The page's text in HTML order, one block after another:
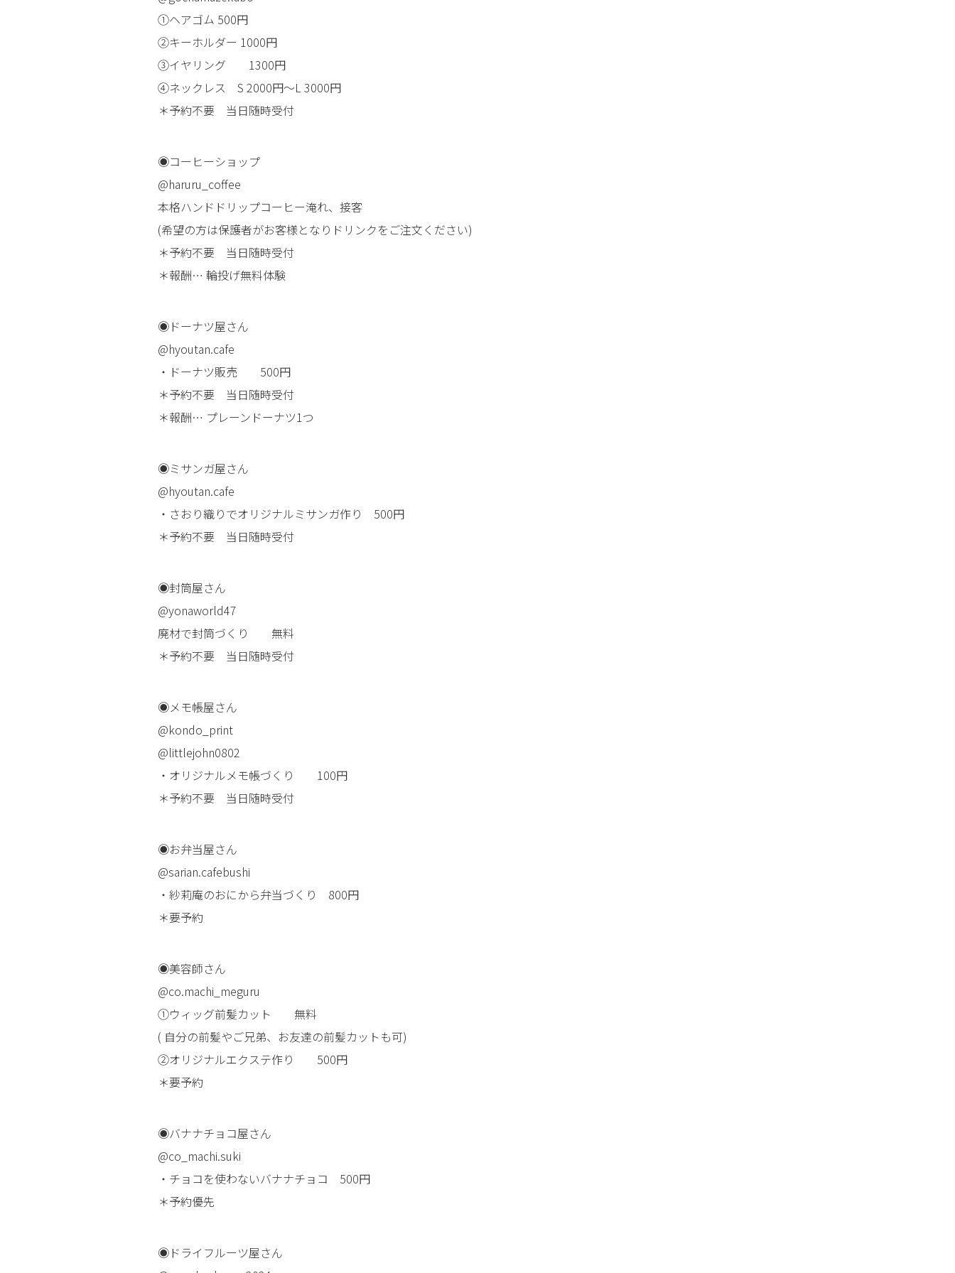
①ヘアゴム 500円
②キーホルダー 1000円
③イヤリング 1300円
④ネックレス S 2000円〜L 3000円
＊予約不要 当日随時受付
◉コーヒーショップ
@haruru_coffee
本格ハンドドリップコーヒー淹れ、接客
(希望の方は保護者がお客様となりドリンクをご注文ください)
＊予約不要 当日随時受付
＊報酬… 輪投げ無料体験
◉ドーナツ屋さん
@hyoutan.cafe
・ドーナツ販売 500円
＊予約不要 当日随時受付
＊報酬… プレーンドーナツ1つ
◉ミサンガ屋さん
@hyoutan.cafe
・さおり織りでオリジナルミサンガ作り 500円
＊予約不要 当日随時受付
◉封筒屋さん
@yonaworld47
廃材で封筒づくり 無料
＊予約不要 当日随時受付
◉メモ帳屋さん
@kondo_print
@littlejohn0802
・オリジナルメモ帳づくり 100円
＊予約不要 当日随時受付
◉お弁当屋さん
@sarian.cafebushi
・紗莉庵のおにから弁当づくり 800円
＊要予約
◉美容師さん
@co.machi_meguru
①ウィッグ前髪カット 無料
( 自分の前髪やご兄弟、お友達の前髪カットも可)
②オリジナルエクステ作り 500円
＊要予約
◉バナナチョコ屋さん
@co_machi.suki
・チョコを使わないバナナチョコ 500円
＊予約優先
◉ドライフルーツ屋さん